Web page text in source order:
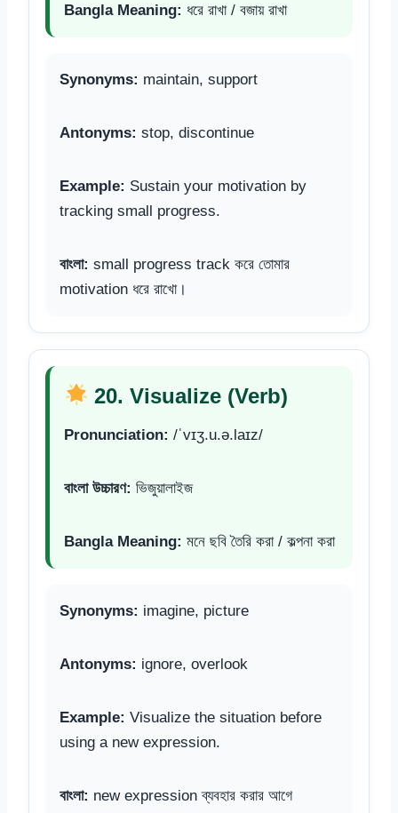
Bangla Meaning: ধরে রাখা / বজায় রাখা
Synonyms: maintain, support
Antonyms: stop, discontinue
Example: Sustain your motivation by
tracking small progress.
বাংলা: small progress track করে তোমার
motivation ধরে রাখো।
20. Visualize (Verb)
Pronunciation: /ˈvɪʒ.u.ə.laɪz/
বাংলা উচ্চারণ: ভিজুয়ালাইজ
Bangla Meaning: মনে ছবি তৈরি করা / কল্পনা করা
Synonyms: imagine, picture
Antonyms: ignore, overlook
Example: Visualize the situation before
using a new expression.
বাংলা: new expression ব্যবহার করার আগে